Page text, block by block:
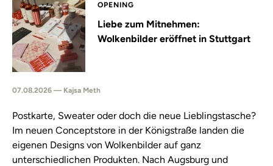
OPENING
Liebe zum Mitnehmen:
Wolkenbilder eröffnet in Stuttgart
07.08.2026 — Kajsa Meth
Postkarte, Sweater oder doch die neue Lieblingstasche?
Im neuen Conceptstore in der Königstraße landen die
eigenen Designs von Wolkenbilder auf ganz
unterschiedlichen Produkten. Nach Augsburg und